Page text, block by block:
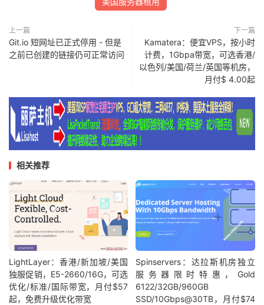
上一篇
Git.io 短网址已正式停用 - 但是
之前已创建的链接仍可正常访问
下一篇
Kamatera：便宜VPS，按小时
计费，1Gbpa带宽，可选香港/
以色列/美国/荷兰/英国等机房，
月付$ 4.00起
相关推荐
LightLayer：香港/新加坡/美国
独服促销，E5-2660/16G，可选
优化/标准/国际带宽，月付$57
起，免费升级优化带宽
Spinservers：达拉斯机房独立
服务器限时特惠，Gold
6122/32GB/960GB
SSD/10Gbps@30TB，月付$74